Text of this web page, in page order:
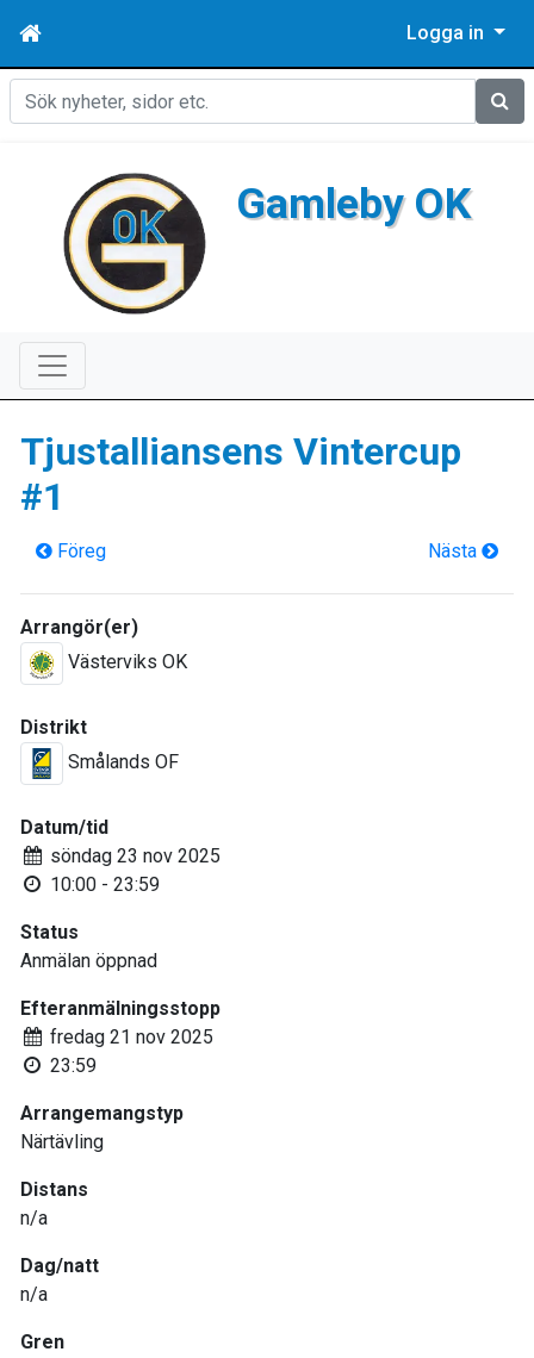
Logga in
Sök
Gamleby OK
Tjustalliansens Vintercup
#1
Föreg Nästa
Arrangör(er)
Västerviks OK
Distrikt
Smålands OF
Datum/tid
söndag 23 nov 2025
10:00 - 23:59
Status
Anmälan öppnad
Efteranmälningsstopp
fredag 21 nov 2025
23:59
Arrangemangstyp
Närtävling
Distans
n/a
Dag/natt
n/a
Gren